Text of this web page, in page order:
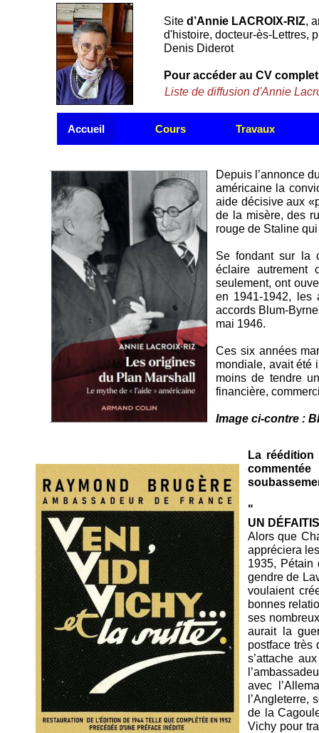
Accueil Cours Travaux
Site d’Annie LACROIX-RIZ,
d'histoire, docteur-ès-Lettres,
Denis Diderot
Pour accéder au CV
Depuis l’annonce
américaine la
aide décisive aux
de la misère, des
rouge de Staline
Se fondant sur la
éclaire autrement
seulement, ont
en 1941-1942, les
accords Blum-
mai 1946.
Ces six années
mondiale, avait été
moins de tendre
financière,
Image ci-contre :
La
"
UN
Alors que
appréciera
1935, Pétain
gendre de
voulaient
bonnes
ses
aurait la
postface très
s’attache
avec
de la
Vichy pour
Liste de diffusion d'Annie